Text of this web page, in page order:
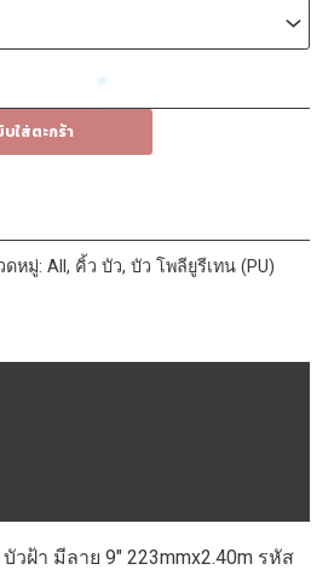
ใส่ตะกร้า
ดหมู่: All , คิ้ว บัว, บัว โพลียูรีเทน (PU)
วฝ้า มีลาย 9″ 223mmx2.40m รหัส